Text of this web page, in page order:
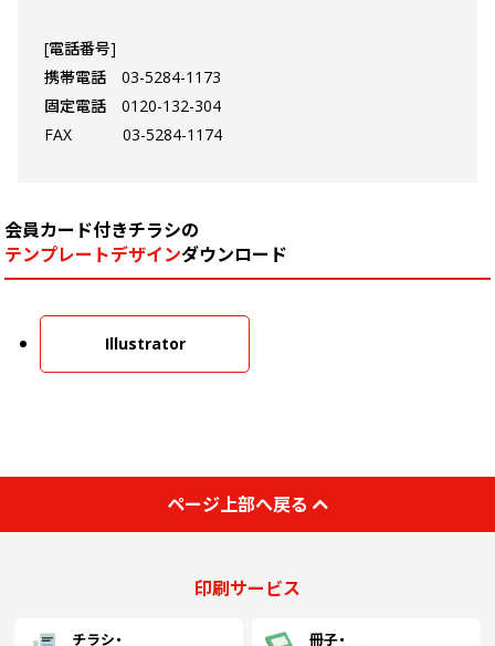
[電話番号]
携帯電話 03-5284-1173
固定電話 0120-132-304
FAX 03-5284-1174
会員カード付きチラシの
テンプレートデザインダウンロード
Illustrator
ページ上部へ戻る
印刷サービス
チラシ・
冊子・